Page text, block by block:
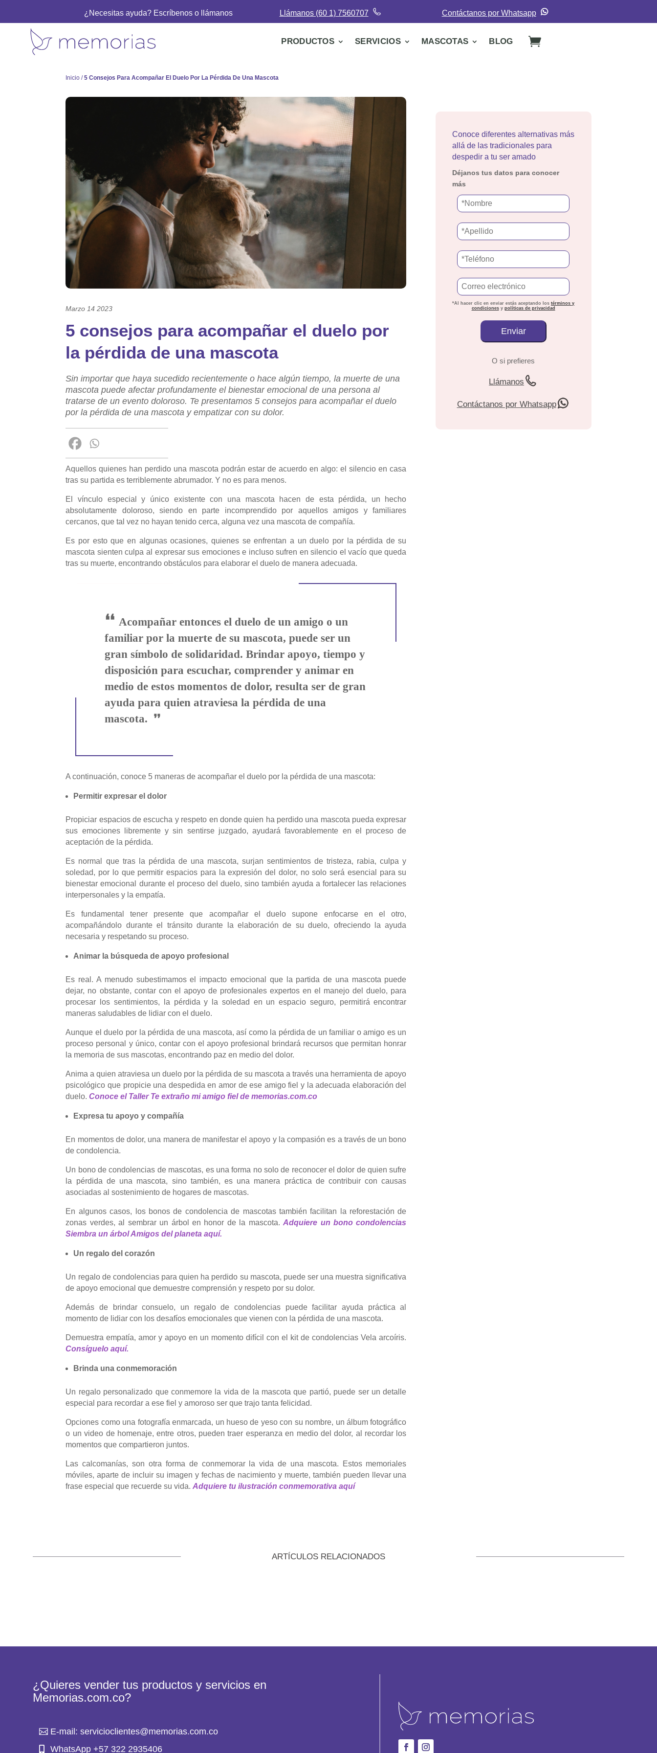
¿Necesitas ayuda? Escríbenos o llámanos Llámanos (60 1) 7560707 Contáctanos por Whatsapp
PRODUCTOS SERVICIOS MASCOTAS BLOG
Inicio /5 Consejos Para Acompañar El Duelo Por La Pérdida De Una Mascota
Marzo 14 2023
5 consejos para acompañar el duelo por
la pérdida de una mascota
Sin importar que haya sucedido recientemente o hace algún tiempo, la muerte de una
mascota puede afectar profundamente el bienestar emocional de una persona al
tratarse de un evento doloroso. Te presentamos 5 consejos para acompañar el duelo
por la pérdida de una mascota y empatizar con su dolor.
Aquellos quienes han perdido una mascota podrán estar de acuerdo en algo: el silencio en casa
tras su partida es terriblemente abrumador. Y no es para menos.
El vínculo especial y único existente con una mascota hacen de esta pérdida, un hecho
absolutamente doloroso, siendo en parte incomprendido por aquellos amigos y familiares
cercanos, que tal vez no hayan tenido cerca, alguna vez una mascota de compañía.
Es por esto que en algunas ocasiones, quienes se enfrentan a un duelo por la pérdida de su
mascota sienten culpa al expresar sus emociones e incluso sufren en silencio el vacío que queda
tras su muerte, encontrando obstáculos para elaborar el duelo de manera adecuada.
❛❛ Acompañar entonces el duelo de un amigo o un
familiar por la muerte de su mascota, puede ser un
gran símbolo de solidaridad. Brindar apoyo, tiempo y
disposición para escuchar, comprender y animar en
medio de estos momentos de dolor, resulta ser de gran
ayuda para quien atraviesa la pérdida de una
mascota. ❜❜
A continuación, conoce 5 maneras de acompañar el duelo por la pérdida de una mascota:
Permitir expresar el dolor
Propiciar espacios de escucha y respeto en donde quien ha perdido una mascota pueda expresar
sus emociones libremente y sin sentirse juzgado, ayudará favorablemente en el proceso de
aceptación de la pérdida.
Es normal que tras la pérdida de una mascota, surjan sentimientos de tristeza, rabia, culpa y
soledad, por lo que permitir espacios para la expresión del dolor, no solo será esencial para su
bienestar emocional durante el proceso del duelo, sino también ayuda a fortalecer las relaciones
interpersonales y la empatía.
Es fundamental tener presente que acompañar el duelo supone enfocarse en el otro,
acompañándolo durante el tránsito durante la elaboración de su duelo, ofreciendo la ayuda
necesaria y respetando su proceso.
Animar la búsqueda de apoyo profesional
Es real. A menudo subestimamos el impacto emocional que la partida de una mascota puede
dejar, no obstante, contar con el apoyo de profesionales expertos en el manejo del duelo, para
procesar los sentimientos, la pérdida y la soledad en un espacio seguro, permitirá encontrar
maneras saludables de lidiar con el duelo.
Aunque el duelo por la pérdida de una mascota, así como la pérdida de un familiar o amigo es un
proceso personal y único, contar con el apoyo profesional brindará recursos que permitan honrar
la memoria de sus mascotas, encontrando paz en medio del dolor.
Anima a quien atraviesa un duelo por la pérdida de su mascota a través una herramienta de apoyo
psicológico que propicie una despedida en amor de ese amigo fiel y la adecuada elaboración del
duelo.Conoce el Taller Te extraño mi amigo fiel de memorias.com.co
Expresa tu apoyo y compañía
En momentos de dolor, una manera de manifestar el apoyo y la compasión es a través de un bono
de condolencia.
Un bono de condolencias de mascotas, es una forma no solo de reconocer el dolor de quien sufre
la pérdida de una mascota, sino también, es una manera práctica de contribuir con causas
asociadas al sostenimiento de hogares de mascotas.
En algunos casos, los bonos de condolencia de mascotas también facilitan la reforestación de
zonas verdes, al sembrar un árbol en honor de la mascota.Adquiere un bono condolencias
Siembra un árbol Amigos del planeta aquí.
Un regalo del corazón
Un regalo de condolencias para quien ha perdido su mascota, puede ser una muestra significativa
de apoyo emocional que demuestre comprensión y respeto por su dolor.
Además de brindar consuelo, un regalo de condolencias puede facilitar ayuda práctica al
momento de lidiar con los desafíos emocionales que vienen con la pérdida de una mascota.
Demuestra empatía, amor y apoyo en un momento difícil con el kit de condolencias Vela arcoíris.
Consíguelo aquí.
Brinda una conmemoración
Un regalo personalizado que conmemore la vida de la mascota que partió, puede ser un detalle
especial para recordar a ese fiel y amoroso ser que trajo tanta felicidad.
Opciones como una fotografía enmarcada, un hueso de yeso con su nombre, un álbum fotográfico
o un video de homenaje, entre otros, pueden traer esperanza en medio del dolor, al recordar los
momentos que compartieron juntos.
Las calcomanías, son otra forma de conmemorar la vida de una mascota. Estos memoriales
móviles, aparte de incluir su imagen y fechas de nacimiento y muerte, también pueden llevar una
frase especial que recuerde su vida.Adquiere tu ilustración conmemorativa aquí
Conoce diferentes alternativas más
allá de las tradicionales para
despedir a tu ser amado
Déjanos tus datos para conocer
más
*Al hacer clic en enviar estás aceptando lostérminos y
condicionesy políticas de privacidad
O si prefieres
Llámanos
Contáctanos por Whatsapp
ARTÍCULOS RELACIONADOS
¿Quieres vender tus productos y servicios en
Memorias.com.co?
E-mail: servicioclientes@memorias.com.co
WhatsApp +57 322 2935406